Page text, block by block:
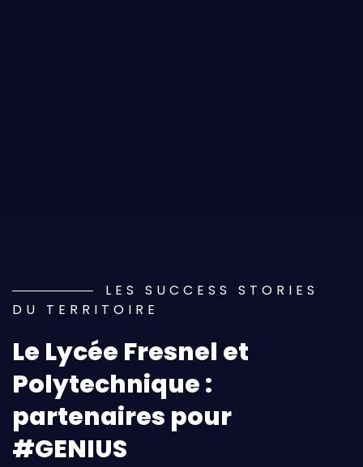
LES SUCCESS STORIES
DU TERRITOIRE
Le Lycée Fresnel et
Polytechnique :
partenaires pour
#GENIUS